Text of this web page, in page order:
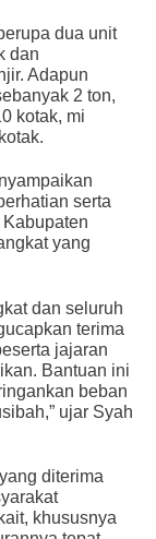
dua unit
dan
Adapun
2 ton,
kotak, mi
serta
yang
dan seluruh
terima
jajaran
Bantuan ini
beban
ujar Syah
diterima
khususnya